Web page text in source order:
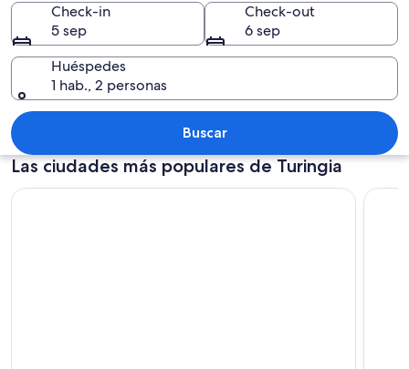
Un castillo histórico con una torre
Check-in
5 sep
Check-out
6 sep
Huéspedes
1 hab., 2 personas
Buscar
Las ciudades más populares de Turingia